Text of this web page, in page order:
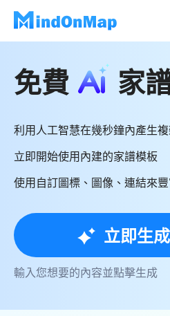
免費 家
利用人工智慧在幾秒鐘內產生
立即開始使用內建的家譜模板
使用自訂圖標、圖像、連結來
立即生成
輸入您想要的內容並點擊生成